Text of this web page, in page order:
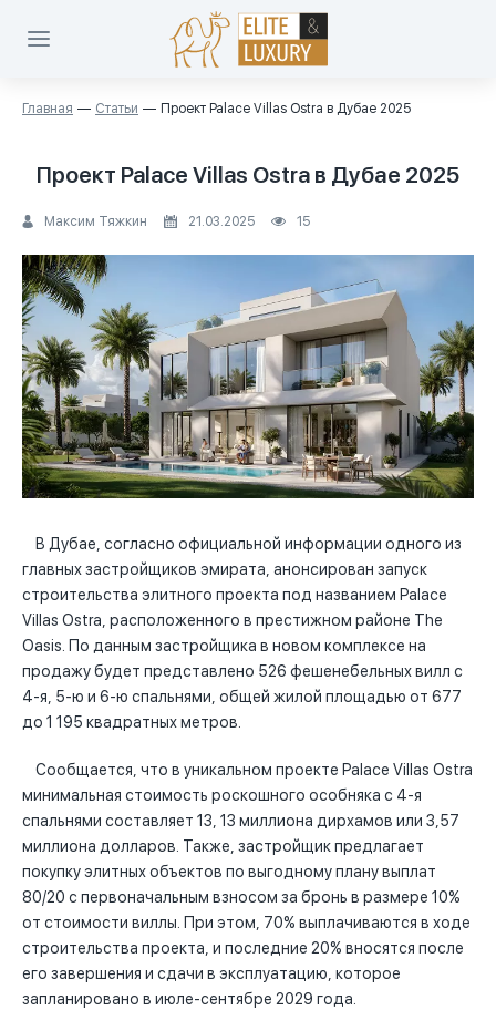
Главная Статьи Проект Palace Villas Ostra в Дубае 2025
Проект Palace Villas Ostra в Дубае 2025
Максим Тяжкин 21.03.2025 15
В Дубае, согласно официальной информации одного из
главных застройщиков эмирата, анонсирован запуск
строительства элитного проекта под названием Palace
Villas Ostra, расположенного в престижном районе The
Oasis. По данным застройщика в новом комплексе на
продажу будет представлено 526 фешенебельных вилл с
4-я, 5-ю и 6-ю спальнями, общей жилой площадью от 677
до 1 195 квадратных метров.
Сообщается, что в уникальном проекте Palace Villas Ostra
минимальная стоимость роскошного особняка с 4-я
спальнями составляет 13, 13 миллиона дирхамов или 3,57
миллиона долларов. Также, застройщик предлагает
покупку элитных объектов по выгодному плану выплат
80/20 с первоначальным взносом за бронь в размере 10%
от стоимости виллы. При этом, 70% выплачиваются в ходе
строительства проекта, и последние 20% вносятся после
его завершения и сдачи в эксплуатацию, которое
запланировано в июле-сентябре 2029 года.